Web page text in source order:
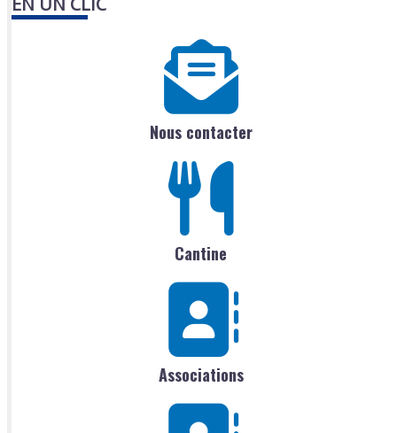
Nous contacter
Cantine
Associations